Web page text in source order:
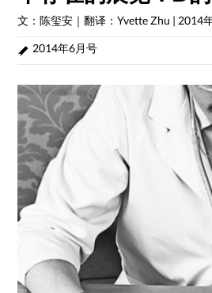
文：陈玺安｜翻译：Yvette Zhu | 2014
2014年6月号